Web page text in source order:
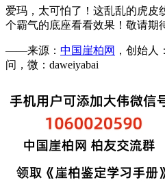
爱玛，太可怕了！这乱乱的虎皮
个霸气的底座看看效果！敬请期
——来源： 中国崖柏网 ，创始
问，微：daweiyabai